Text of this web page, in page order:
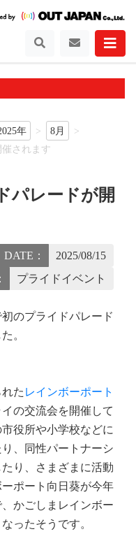
年
8月
されます
パレードが開
DATE：
2025/08/15
プライドイベント
のプライドパレード
。
た レインボーポート
の交流会を開催して
役所や小学校などに
、同性パートナーシ
たり、さまざまに活動
ポート向日葵が今年
かごしまレインボー
ったそうです。